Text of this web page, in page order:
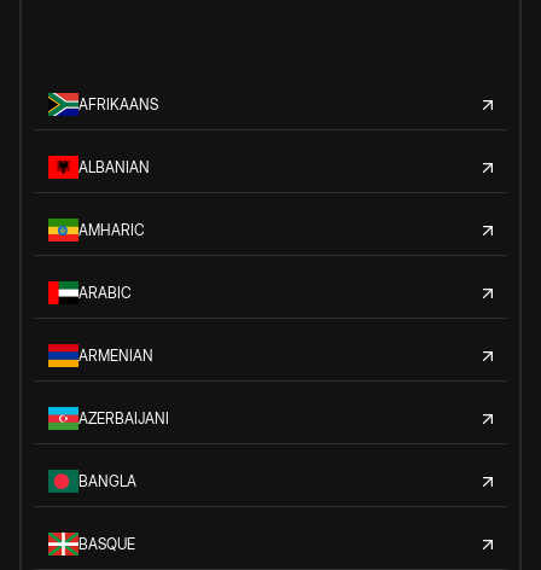
AFRIKAANS
ALBANIAN
AMHARIC
ARABIC
ARMENIAN
AZERBAIJANI
BANGLA
BASQUE